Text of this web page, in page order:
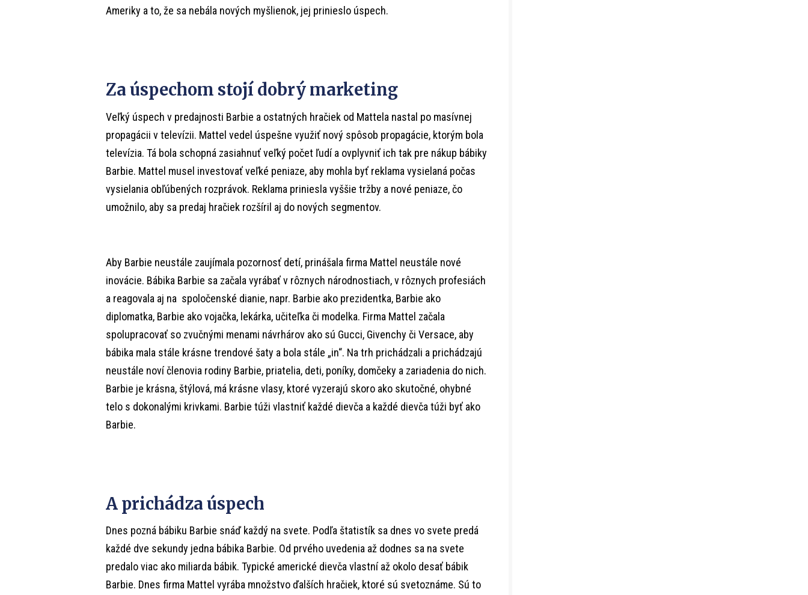
Ameriky a to, že sa nebála nových myšlienok, jej prinieslo úspech.
Za úspechom stojí dobrý marketing
Veľký úspech v predajnosti Barbie a ostatných hračiek od Mattela nastal po masívnej
propagácii v televízii. Mattel vedel úspešne využiť nový spôsob propagácie, ktorým bola
televízia. Tá bola schopná zasiahnuť veľký počet ľudí a ovplyvniť ich tak pre nákup bábiky
Barbie. Mattel musel investovať veľké peniaze, aby mohla byť reklama vysielaná počas
vysielania obľúbených rozprávok. Reklama priniesla vyššie tržby a nové peniaze, čo
umožnilo, aby sa predaj hračiek rozšíril aj do nových segmentov.
Aby Barbie neustále zaujímala pozornosť detí, prinášala firma Mattel neustále nové
inovácie. Bábika Barbie sa začala vyrábať v rôznych národnostiach, v rôznych profesiách
a reagovala aj na spoločenské dianie, napr. Barbie ako prezidentka, Barbie ako
diplomatka, Barbie ako vojačka, lekárka, učiteľka či modelka. Firma Mattel začala
spolupracovať so zvučnými menami návrhárov ako sú Gucci, Givenchy či Versace, aby
bábika mala stále krásne trendové šaty a bola stále „in“. Na trh prichádzali a prichádzajú
neustále noví členovia rodiny Barbie, priatelia, deti, poníky, domčeky a zariadenia do nich.
Barbie je krásna, štýlová, má krásne vlasy, ktoré vyzerajú skoro ako skutočné, ohybné
telo s dokonalými krivkami. Barbie túži vlastniť každé dievča a každé dievča túži byť ako
Barbie.
A prichádza úspech
Dnes pozná bábiku Barbie snáď každý na svete. Podľa štatistík sa dnes vo svete predá
každé dve sekundy jedna bábika Barbie. Od prvého uvedenia až dodnes sa na svete
predalo viac ako miliarda bábik. Typické americké dievča vlastní až okolo desať bábik
Barbie. Dnes firma Mattel vyrába množstvo ďalších hračiek, ktoré sú svetoznáme. Sú to